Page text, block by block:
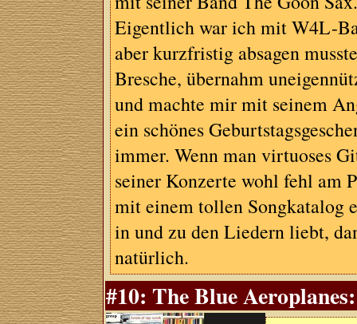
Eigentlich war ich mit W4L-
aber kurzfristig absagen
Bresche, übernahm
und machte mir mit seinem
ein schönes
immer. Wenn man virtuoses
seiner Konzerte wohl fehl am
mit einem tollen Songkatalog
in und zu den Liedern liebt,
natürlich.
#10: The Blue